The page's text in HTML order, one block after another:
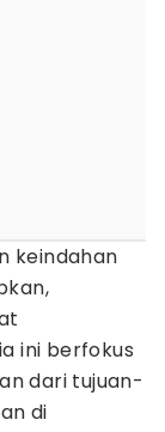
keindahan
ini berfokus
dari tujuan-
di